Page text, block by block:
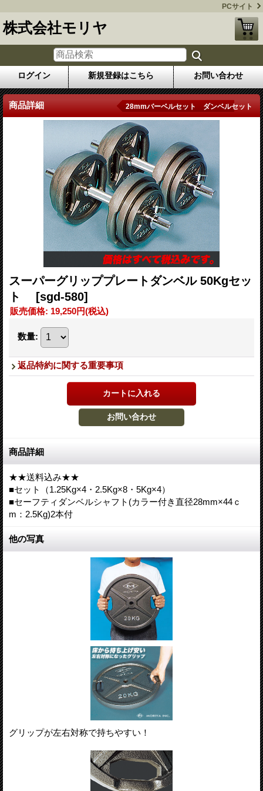
PCサイト
株式会社モリヤ
ログイン 新規登録はこちら お問い合わせ
商品詳細 28mmバーベルセット ダンベルセット
スーパーグリッププレートダンベル 50Kgセッ
ト [sgd-580]
販売価格: 19,250円(税込)
数量:
返品特約に関する重要事項
商品詳細
★★送料込み★★
■セット（1.25Kg×4・2.5Kg×8・5Kg×4）
■セーフティダンベルシャフト(カラー付き直径28mm×44ｃ
m：2.5Kg)2本付
他の写真
グリップが左右対称で持ちやすい！